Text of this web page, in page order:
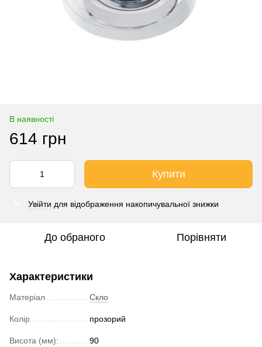
В наявності
614 грн
Купити
Увійти для відображення накопичувальної знижки
До обраного Порівняти
Характеристики
Матеріал Скло
Колір прозорий
Висота (мм): 90